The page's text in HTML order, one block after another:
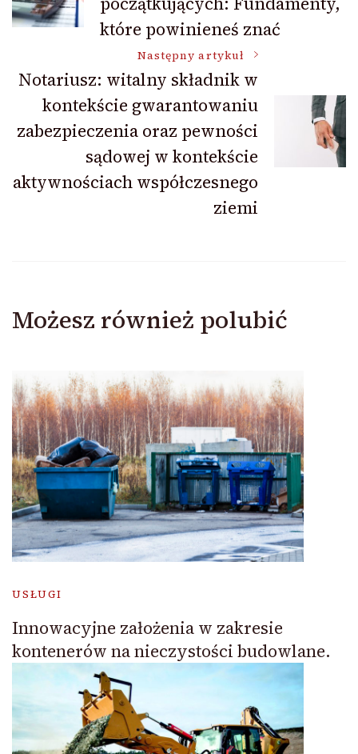
wpisuktóre powinieneś znać
Następny artykuł
Notariusz: witalny składnik w
kontekście gwarantowaniu
zabezpieczenia oraz pewności
sądowej w kontekście
aktywnościach współczesnego
ziemi
Możesz również polubić
USŁUGI
Innowacyjne założenia w zakresie
kontenerów na nieczystości budowlane.